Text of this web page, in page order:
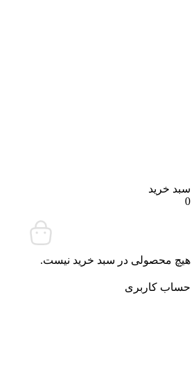
خرید
محصولی در سبد خرید نیست.
کاربری